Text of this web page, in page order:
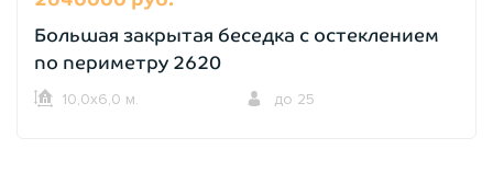
Большая закрытая беседка с остеклением
по периметру 2620
10,0х6,0 м. до 25